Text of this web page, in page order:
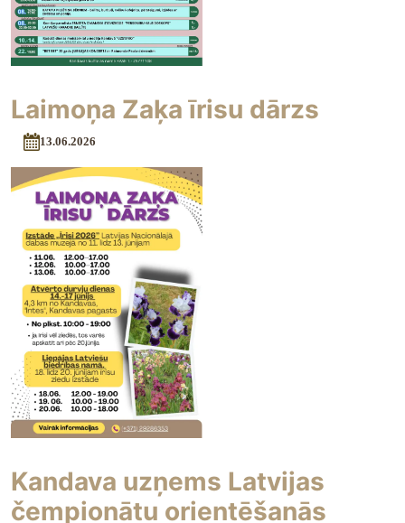
Laimoņa Zaķa īrisu dārzs
13.06.2026
Kandava uzņems Latvijas
čempionātu orientēšanās